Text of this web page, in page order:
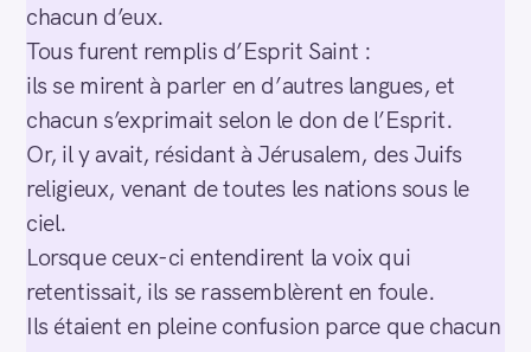
chacun d’eux.
Tous furent remplis d’Esprit Saint :
ils se mirent à parler en d’autres langues, et
chacun s’exprimait selon le don de l’Esprit.
Or, il y avait, résidant à Jérusalem, des Juifs
religieux, venant de toutes les nations sous le
ciel.
Lorsque ceux-ci entendirent la voix qui
retentissait, ils se rassemblèrent en foule.
Ils étaient en pleine confusion parce que chacun